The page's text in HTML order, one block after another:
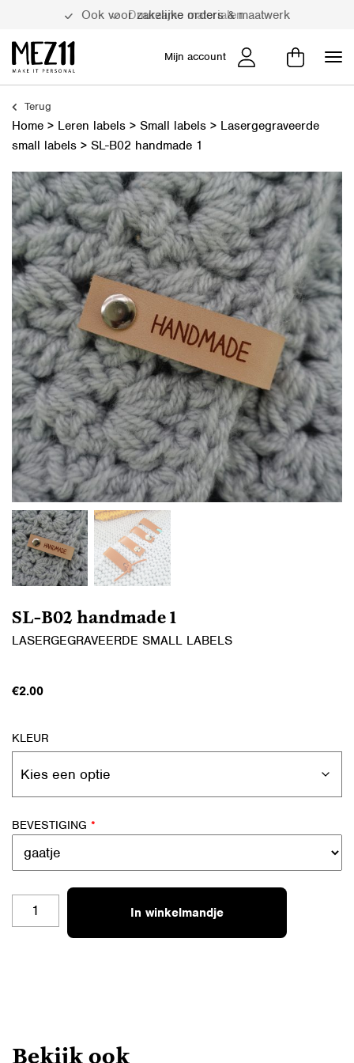
Duurzame materialen
Mijn account
Terug
Home > Leren labels > Small labels > Lasergegraveerde
small labels > SL-B02 handmade 1
SL-B02 handmade 1
LASERGEGRAVEERDE SMALL LABELS
€2.00
KLEUR
BEVESTIGING *
HANDMADE
In winkelmandje